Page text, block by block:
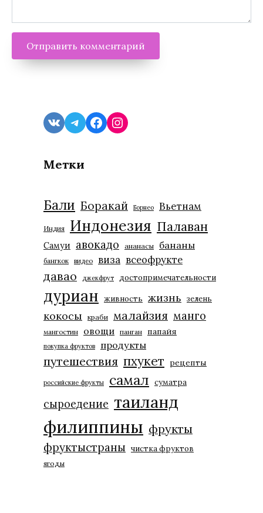
VKTelegram
Facebook
Instagram
Метки
Бали Боракай Борнео Вьетнам
Индия Индонезия Палаван
Самуи авокадо ананасы бананы
бангкок видео виза всеофрукте
давао джекфрут достопримечательности
дуриан живность жизнь зелень
кокосы краби малайзия манго
мангостин овощи панган папайя
покупка фруктов продукты
путешествия пхукет рецепты
российские фрукты самал суматра
сыроедение таиланд
филиппины фрукты
фруктыстраны чистка фруктов
ягоды